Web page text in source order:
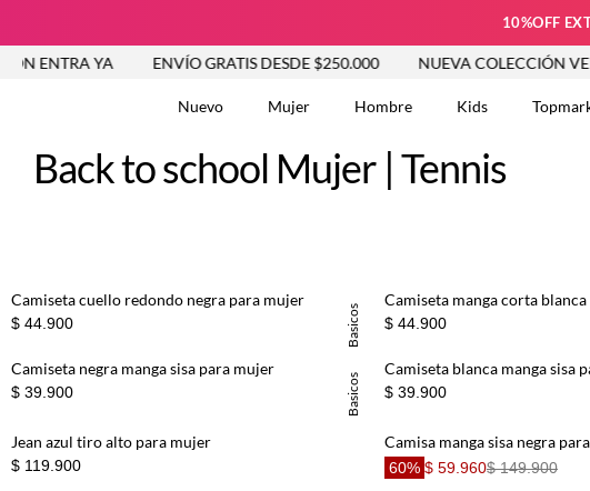
10%OFF
ENTRA YA ENVÍO GRATIS DESDE $250.000 NUEVA COLECCIÓN VER
Nuevo Mujer Hombre Kids
Vestidos
Jeans Mujer
Blusas
Chaleco
Falda
Vestido
Back to school Mujer | Tennis
Basicos
Camiseta cuello redondo negra para mujer
$ 44.900
Camiseta manga corta
$ 44.900
Basicos
Camiseta negra manga sisa para mujer
$ 39.900
Camiseta blanca manga sisa
$ 39.900
Jean azul tiro alto para mujer
$ 119.900
Camisa manga sisa negra
60% $ 59.960$ 149.900